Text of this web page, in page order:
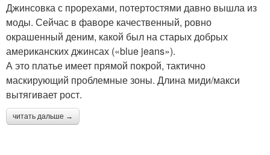
Джинсовка с прорехами, потертостями давно вышла из
моды. Сейчас в фаворе качественный, ровно
окрашенный деним, какой был на старых добрых
американских джинсах («blue jeans»).
А это платье имеет прямой покрой, тактично
маскирующий проблемные зоны. Длина миди/макси
вытягивает рост.
читать дальше →